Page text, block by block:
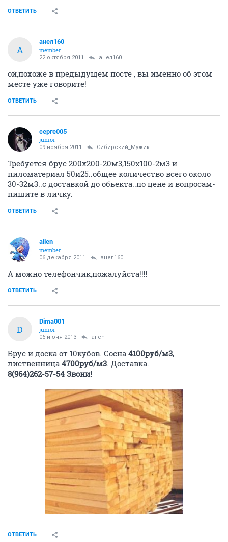
ОТВЕТИТЬ
А
анел160
member
22 октября 2011 анел160
ой,похоже в предыдущем посте , вы именно об этом
месте уже говорите!
ОТВЕТИТЬ
серге005
junior
09 ноября 2011 Сибирский_Мужик
Требуется брус 200х200-20м3,150х100-2м3 и
пиломатериал 50и25..общее количество всего около
30-32м3..с доставкой до обьекта..по цене и вопросам-
пишите в личку.
ОТВЕТИТЬ
ailen
member
06 декабря 2011 анел160
А можно телефончик,пожалуйста!!!!
ОТВЕТИТЬ
D
Dima001
junior
06 июня 2013 ailen
Брус и доска от 10кубов. Сосна 4100руб/м3,
лиственница 4700руб/м3. Доставка.
8(964)262-57-54 Звони!
ОТВЕТИТЬ